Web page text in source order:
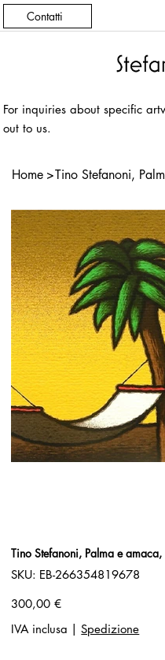
Contatti
For inquiries about specific
out to us.
Home >Tino Stefanoni,
Tino Stefanoni, Palma e
SKU:
SKU
EB-
EB-266354819678
Prezzo
300,00 €
IVA inclusa
Spedizione